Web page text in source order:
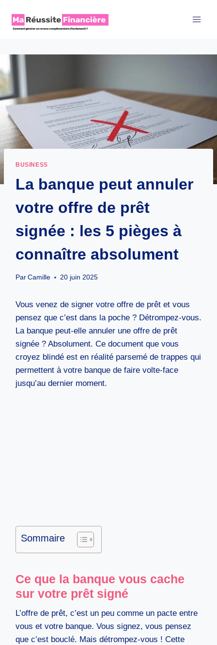
contenu
BUSINESS
La banque peut annuler
votre offre de prêt
signée : les 5 pièges à
connaître absolument
Par Camille 20 juin 2025
Vous venez de signer votre offre de prêt et vous
pensez que c’est dans la poche ? Détrompez-vous.
La banque peut-elle annuler une offre de prêt
signée ? Absolument. Ce document que vous
croyez blindé est en réalité parsemé de trappes qui
permettent à votre banque de faire volte-face
jusqu’au dernier moment.
Sommaire
Ce que la banque vous cache
sur votre prêt signé
L’offre de prêt, c’est un peu comme un pacte entre
vous et votre banque. Vous signez, vous pensez
que c’est bouclé. Mais détrompez-vous ! Cette